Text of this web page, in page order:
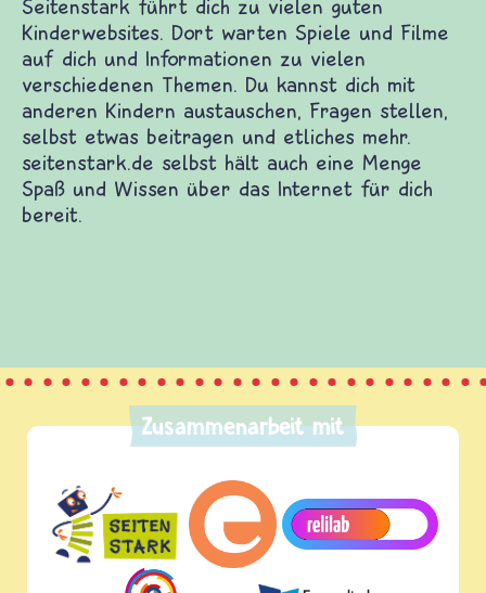
vielen guten Kinderwebsites. Dort warten
und Informationen zu vielen verschiedenen
anderen Kindern austauschen, Fragen stellen,
Zusammenarbeit mit